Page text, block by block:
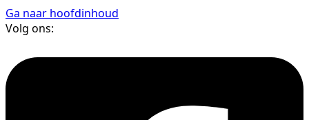
Ga naar hoofdinhoud
Volg ons: